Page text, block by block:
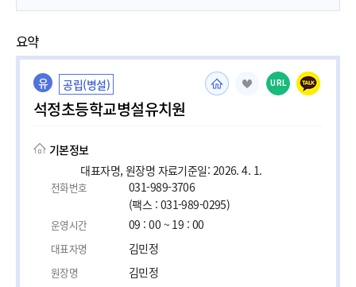
요약
유 공립(병설)
석정초등학교병설유치원
URL
기본정보
대표자명, 원장명 자료기준일: 2026. 4. 1.
전화번호
031-989-3706
(팩스 : 031-989-0295)
운영시간 09 : 00 ~ 19 : 00
대표자명 김민정
원장명 김민정